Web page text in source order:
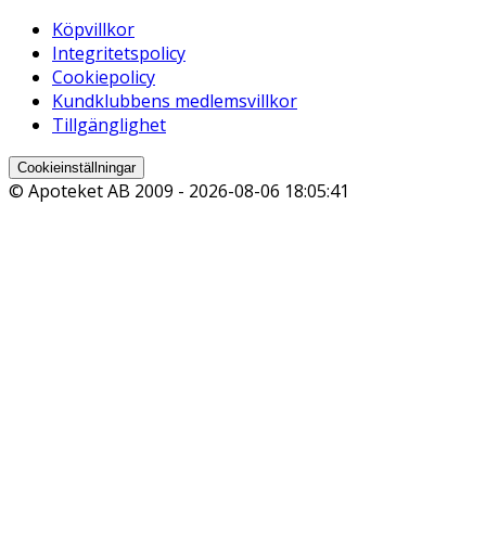
Köpvillkor
Integritetspolicy
Cookiepolicy
Kundklubbens medlemsvillkor
Tillgänglighet
Cookieinställningar
© Apoteket AB 2009 - 2026-08-06 18:05:41